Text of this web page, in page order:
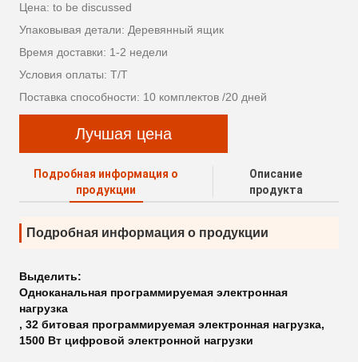
Цена: to be discussed
Упаковывая детали: Деревянный ящик
Время доставки: 1-2 недели
Условия оплаты: T/T
Поставка способности: 10 комплектов /20 дней
Лучшая цена
Подробная информация о
продукции
Описание
продукта
Подробная информация о продукции
Выделить:
Одноканальная программируемая электронная
нагрузка
, 32 битовая программируемая электронная нагрузка,
1500 Вт цифровой электронной нагрузки